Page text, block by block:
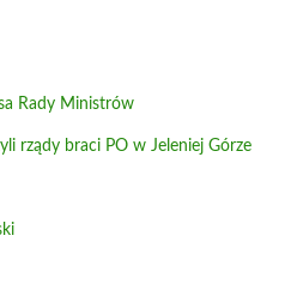
Rady Ministrów
rządy braci PO w Jeleniej Górze